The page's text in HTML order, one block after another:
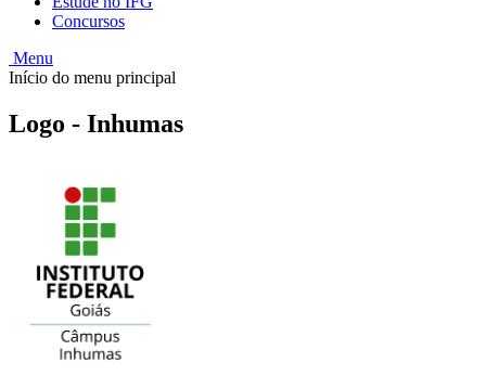
Concursos
Menu
Início do menu principal
Logo - Inhumas